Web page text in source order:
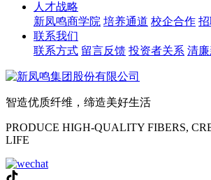
人才战略
新凤鸣商学院 培养通道 校企合作
联系我们
联系方式 留言反馈 投资者关系 清
智造优质纤维，缔造美好生活
PRODUCE HIGH-QUALITY FIBERS,
LIFE